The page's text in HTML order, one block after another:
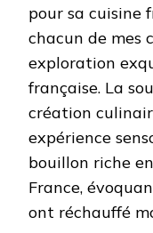
pour sa cuisine
chacun de mes
exploration
française. La
création
expérience
bouillon riche
France,
ont réchauffé